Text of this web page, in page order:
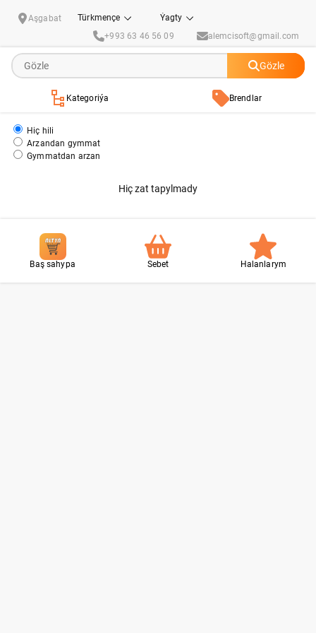
Aşgabat Türkmençe
Ýagty
+993 63 46 56 09
alemcisoft@gmail.com
Gözle
Kategoriýa Brendlar
Hiç hili
Arzandan gymmat
Gymmatdan arzan
Hiç zat tapylmady
Baş sahypa Sebet Halanlarym